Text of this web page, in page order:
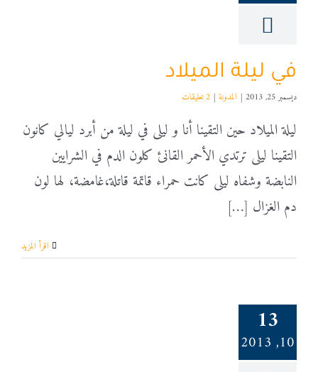
في ليلة الميلاد
ديسمبر 25, 2013 | المدونة | 2 تعليقات
ليلة الميلاد حين التقينا أنا و ليلى في ليلة من أبرد ليالي كانون
التقينا ليلى ترتدي الأحمر القانئ كلون الدم في الشرايين
النابضة وشفاه ليلى كانت حمراء قاتمة قاتلة،غامضة، لها لون
دم الغزال […]
13
10, 2013